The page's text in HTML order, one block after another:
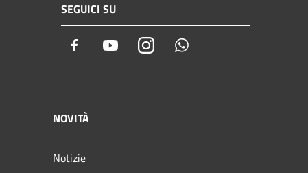
SEGUICI SU
Facebook YoutubeInstagram
NOVITÀ
Notizie